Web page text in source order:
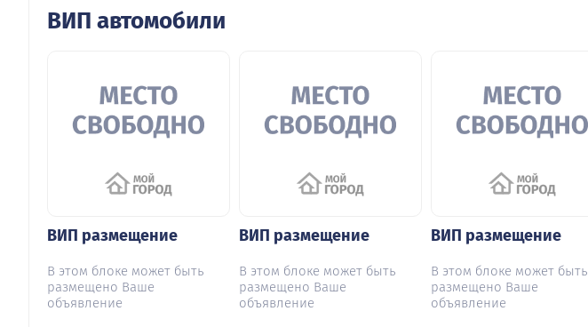
ВИП автомобили
ВИП размещение
В этом блоке может быть
размещено Ваше
объявление
ВИП размещение
В этом блоке может быть
размещено Ваше
объявление
ВИП размещение
В этом блоке может быть
размещено Ваше
объявление